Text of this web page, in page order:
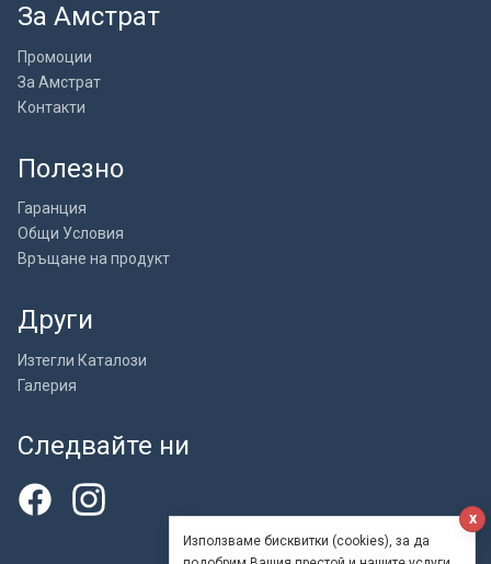
Използваме бисквитки (cookies), за да
x
За Амстрат
Промоции
За Амстрат
Контакти
Полезно
Гаранция
Общи Условия
Връщане на продукт
Други
Изтегли Каталози
Галерия
Следвайте ни